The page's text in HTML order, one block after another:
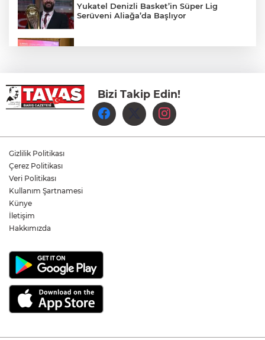
Yukatel Denizli Basket’in Süper Lig
Serüveni Aliağa’da Başlıyor
Çameli’de Festival Coşkusu Yatırımların
Açılışıyla Taçlandı
Denizli Büyükşehir Belediyespor Kadın
Yukatel Denizli Basket, Egemen Güven
ve Mustafa Sami Yılmaz’la yola devam
Bizi Takip Edin!
Gizlilik Politikası
Çerez Politikası
Veri Politikası
Kullanım Şartnamesi
Künye
İletişim
Hakkımızda